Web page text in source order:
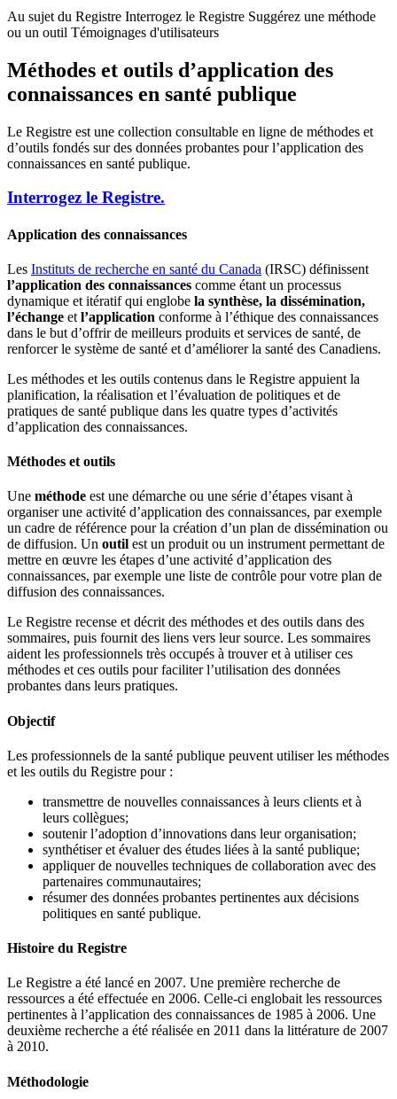
Au sujet du Registre Interrogez le Registre Suggérez une méthode
ou un outil Témoignages d'utilisateurs
Méthodes et outils d’application des
connaissances en santé publique
Le Registre est une collection consultable en ligne de méthodes et
d’outils fondés sur des données probantes pour l’application des
connaissances en santé publique.
Interrogez le Registre.
Application des connaissances
Les Instituts de recherche en santé du Canada (IRSC) définissent
l’application des connaissances comme étant un processus
dynamique et itératif qui englobe la synthèse, la dissémination,
l’échange et l’application conforme à l’éthique des connaissances
dans le but d’offrir de meilleurs produits et services de santé, de
renforcer le système de santé et d’améliorer la santé des Canadiens.
Les méthodes et les outils contenus dans le Registre appuient la
planification, la réalisation et l’évaluation de politiques et de
pratiques de santé publique dans les quatre types d’activités
d’application des connaissances.
Méthodes et outils
Une méthode est une démarche ou une série d’étapes visant à
organiser une activité d’application des connaissances, par exemple
un cadre de référence pour la création d’un plan de dissémination ou
de diffusion. Un outil est un produit ou un instrument permettant de
mettre en œuvre les étapes d’une activité d’application des
connaissances, par exemple une liste de contrôle pour votre plan de
diffusion des connaissances.
Le Registre recense et décrit des méthodes et des outils dans des
sommaires, puis fournit des liens vers leur source. Les sommaires
aident les professionnels très occupés à trouver et à utiliser ces
méthodes et ces outils pour faciliter l’utilisation des données
probantes dans leurs pratiques.
Objectif
Les professionnels de la santé publique peuvent utiliser les méthodes
et les outils du Registre pour :
transmettre de nouvelles connaissances à leurs clients et à
leurs collègues;
soutenir l’adoption d’innovations dans leur organisation;
synthétiser et évaluer des études liées à la santé publique;
appliquer de nouvelles techniques de collaboration avec des
partenaires communautaires;
résumer des données probantes pertinentes aux décisions
politiques en santé publique.
Histoire du Registre
Le Registre a été lancé en 2007. Une première recherche de
ressources a été effectuée en 2006. Celle-ci englobait les ressources
pertinentes à l’application des connaissances de 1985 à 2006. Une
deuxième recherche a été réalisée en 2011 dans la littérature de 2007
à 2010.
Méthodologie